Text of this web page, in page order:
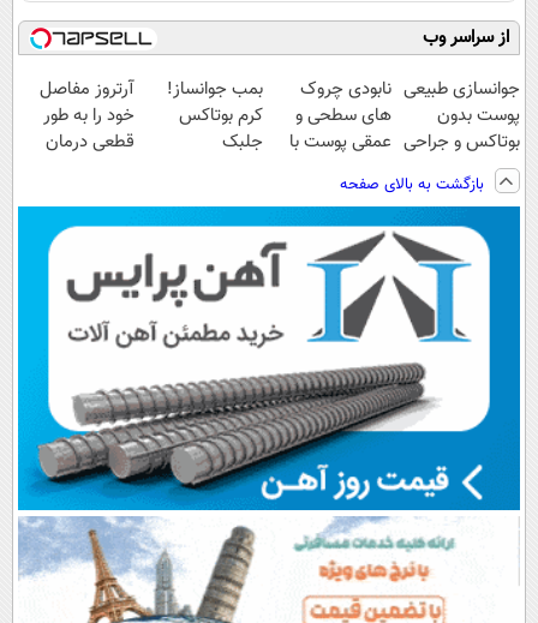
از سراسر وب
جوانسازی طبیعی
پوست بدون
بوتاکس و جراحی
نابودی چروک
های سطحی و
عمقی پوست با
آلمانی(45%تخفیف)
بمب جوانساز!
کرم بوتاکس
جلبک
آرتروز مفاصل
خود را به طور
قطعی درمان
بازگشت به بالای صفحه